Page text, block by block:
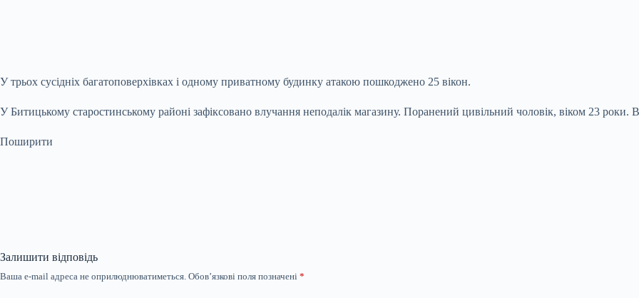
У трьох сусідніх багатоповерхівках і одному приватному будинку атакою пошкоджено 25 вікон.
У Битицькому старостинському районі зафіксовано влучання неподалік магазину. Поранений цивільний чоловік, віком 23 роки.
Поширити
Залишити відповідь
Ваша e-mail адреса не оприлюднюватиметься. Обов’язкові поля позначені *